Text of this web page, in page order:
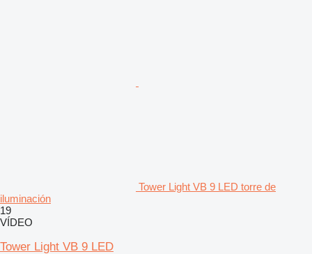
Tower Light VB 9 LED torre de
iluminación
19
VÍDEO
Tower Light VB 9 LED